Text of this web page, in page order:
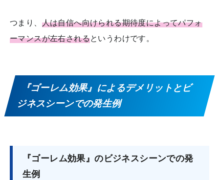
つまり、 人は自信へ向けられる期待度によってパフォ
ーマンスが左右されるというわけです。
『ゴーレム効果』によるデメリットとビ
ジネスシーンでの発生例
『ゴーレム効果』のビジネスシーンでの発
生例